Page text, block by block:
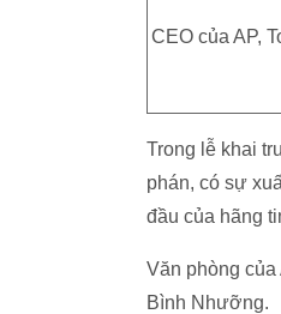
CEO của AP,
Trong lễ khai
phán, có sự
đầu của hãng
Văn phòng
Bình Nhưỡng.